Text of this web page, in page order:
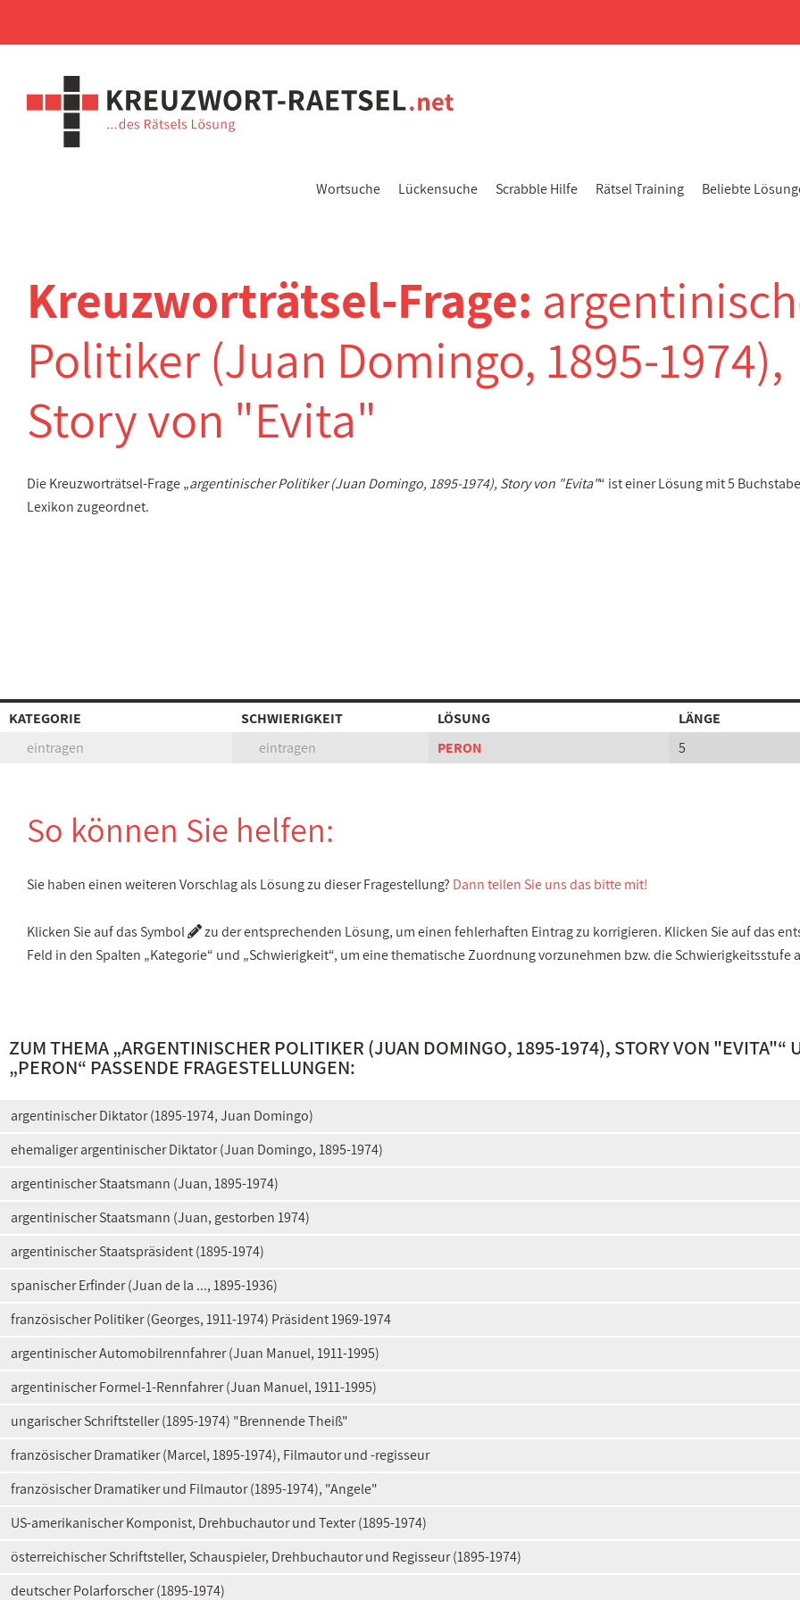
Wortsuche Lückensuche Scrabble Hilfe Rätsel Training Beliebte
Kreuzworträtsel-Frage:
Politiker (Juan Domingo, 1895-1974),
Story von "Evita"
Die Kreuzworträtsel-Frage „argentinischer Politiker (Juan Domingo, 1895-1974), Story von "Evita"“ ist einer Lösung mit 5
Lexikon zugeordnet.
KATEGORIE SCHWIERIGKEIT LÖSUNG
LÄNGE
eintragen
eintragen PERON 5
So können Sie helfen:
Sie haben einen weiteren Vorschlag als Lösung zu dieser Fragestellung? Dann teilen Sie uns das bitte mit!
Klicken Sie auf das Symbol
zu der entsprechenden Lösung, um einen fehlerhaften Eintrag zu korrigieren. Klicken Sie auf das
Feld in den Spalten „Kategorie“ und „Schwierigkeit“, um eine thematische Zuordnung vorzunehmen bzw. die Schwierigkeitsstufe
ZUM THEMA „ARGENTINISCHER POLITIKER (JUAN DOMINGO, 1895-1974), STORY VON "EVITA"“
„PERON“ PASSENDE FRAGESTELLUNGEN:
argentinischer Diktator (1895-1974, Juan Domingo)
ehemaliger argentinischer Diktator (Juan Domingo, 1895-1974)
argentinischer Staatsmann (Juan, 1895-1974)
argentinischer Staatsmann (Juan, gestorben 1974)
argentinischer Staatspräsident (1895-1974)
spanischer Erfinder (Juan de la ..., 1895-1936)
französischer Politiker (Georges, 1911-1974) Präsident 1969-1974
argentinischer Automobilrennfahrer (Juan Manuel, 1911-1995)
argentinischer Formel-1-Rennfahrer (Juan Manuel, 1911-1995)
ungarischer Schriftsteller (1895-1974) "Brennende Theiß"
französischer Dramatiker (Marcel, 1895-1974), Filmautor und -regisseur
französischer Dramatiker und Filmautor (1895-1974), "Angele"
US-amerikanischer Komponist, Drehbuchautor und Texter (1895-1974)
österreichischer Schriftsteller, Schauspieler, Drehbuchautor und Regisseur (1895-1974)
deutscher Polarforscher (1895-1974)